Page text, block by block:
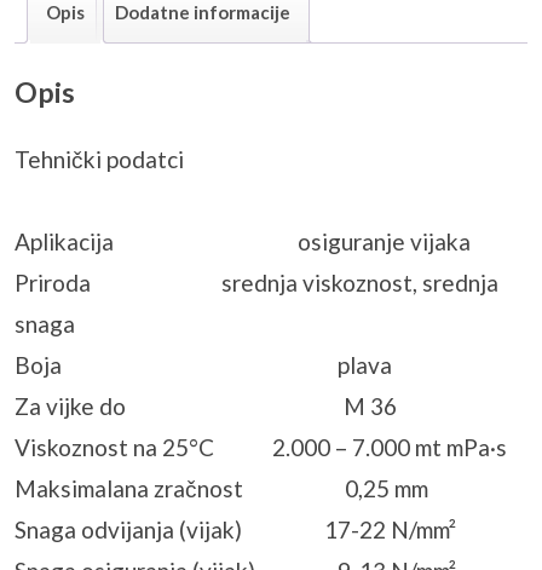
Opis Dodatne informacije
Opis
Tehnički podatci
Aplikacija osiguranje vijaka
Priroda srednja viskoznost, srednja
snaga
Boja plava
Za vijke do M 36
Viskoznost na 25°C 2.000 – 7.000 mt mPa·s
Maksimalana zračnost 0,25 mm
Snaga odvijanja (vijak) 17-22 N/mm²